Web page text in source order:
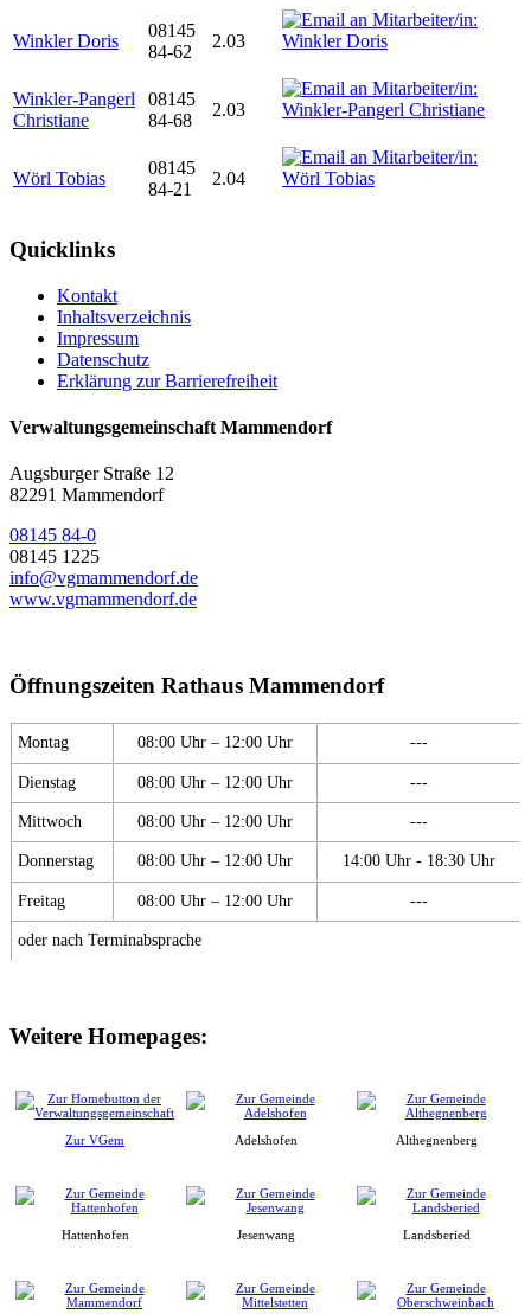
Winkler Doris
08145
84-62
2.03
Winkler-Pangerl
Christiane
08145
84-68
2.03
Wörl Tobias
08145
84-21
2.04
Quicklinks
Kontakt
Inhaltsverzeichnis
Impressum
Datenschutz
Erklärung zur Barrierefreiheit
Verwaltungsgemeinschaft Mammendorf
Augsburger Straße 12
82291 Mammendorf
08145 84-0
08145 1225
info@vgmammendorf.de
www.vgmammendorf.de
Öffnungszeiten Rathaus Mammendorf
Montag 08:00 Uhr – 12:00 Uhr ---
Dienstag 08:00 Uhr – 12:00 Uhr ---
Mittwoch 08:00 Uhr – 12:00 Uhr ---
Donnerstag 08:00 Uhr – 12:00 Uhr 14:00 Uhr - 18:30 Uhr
Freitag 08:00 Uhr – 12:00 Uhr ---
oder nach Terminabsprache
Weitere Homepages:
Zur VGem Adelshofen Althegnenberg
Hattenhofen Jesenwang Landsberied